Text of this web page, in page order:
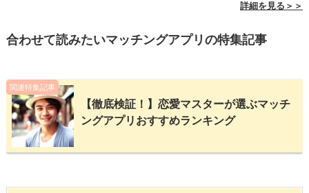
詳細を見る＞＞
合わせて読みたいマッチングアプリの特集記事
関連特集記事
【徹底検証！】恋愛マスターが選ぶマッチ
ングアプリおすすめランキング